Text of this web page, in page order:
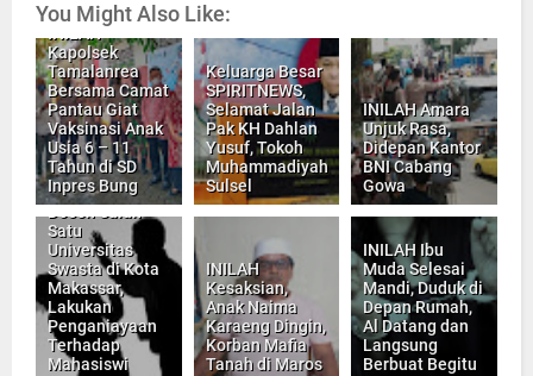
You Might Also Like:
INILAH
Kapolsek
Tamalanrea
Bersama Camat
Pantau Giat
Vaksinasi Anak
Usia 6 – 11
Tahun di SD
Inpres Bung
Keluarga Besar
SPIRITNEWS,
Selamat Jalan
Pak KH Dahlan
Yusuf, Tokoh
Muhammadiyah
Sulsel
INILAH Amara
Unjuk Rasa,
Didepan Kantor
BNI Cabang
Gowa
Diduga Oknum
Dosen Salah
Satu
Universitas
Swasta di Kota
Makassar,
Lakukan
Penganiayaan
Terhadap
Mahasiswi
INILAH
Kesaksian,
Anak Naima
Karaeng Dingin,
Korban Mafia
Tanah di Maros
INILAH Ibu
Muda Selesai
Mandi, Duduk di
Depan Rumah,
Al Datang dan
Langsung
Berbuat Begitu